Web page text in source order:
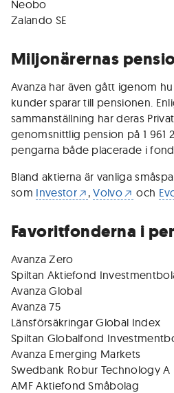
Neobo
Zalando SE
Miljonärernas
Avanza har även gått igenom
kunder sparar till pensionen.
sammanställning har deras
genomsnittlig pension på 1 961
pengarna både placerade i
Bland aktierna är vanliga
som Investor ,Volvo och
Favoritfonderna i
Avanza Zero
Spiltan Aktiefond
Avanza Global
Avanza 75
Länsförsäkringar Global Index
Spiltan Globalfond
Avanza Emerging Markets
Swedbank Robur Technology A
AMF Aktiefond Småbolag